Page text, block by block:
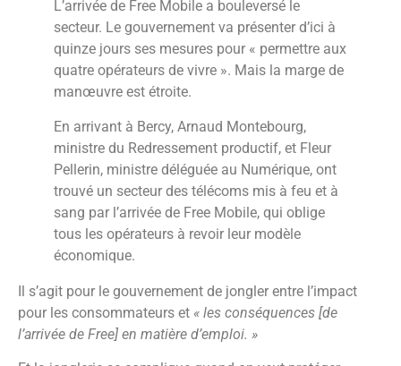
L’arrivée de Free Mobile a bouleversé le
secteur. Le gouvernement va présenter d’ici à
quinze jours ses mesures pour « permettre aux
quatre opérateurs de vivre ». Mais la marge de
manœuvre est étroite.
En arrivant à Bercy, Arnaud Montebourg,
ministre du Redressement productif, et Fleur
Pellerin, ministre déléguée au Numérique, ont
trouvé un secteur des télécoms mis à feu et à
sang par l’arrivée de Free Mobile, qui oblige
tous les opérateurs à revoir leur modèle
économique.
Il s’agit pour le gouvernement de jongler entre l’impact
pour les consommateurs et « les conséquences [de
l’arrivée de Free] en matière d’emploi. »